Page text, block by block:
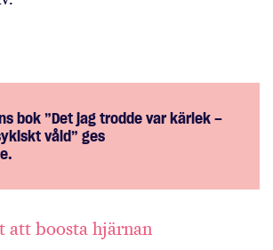
bok ”Det jag trodde var kärlek –
våld” ges
att boosta hjärnan